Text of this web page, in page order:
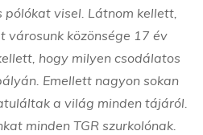
pólókat visel. Látnom kellett,
városunk közönsége 17 év
hogy milyen csodálatos
Emellett nagyon sokan
a világ minden tájáról.
minden TGR szurkolónak.